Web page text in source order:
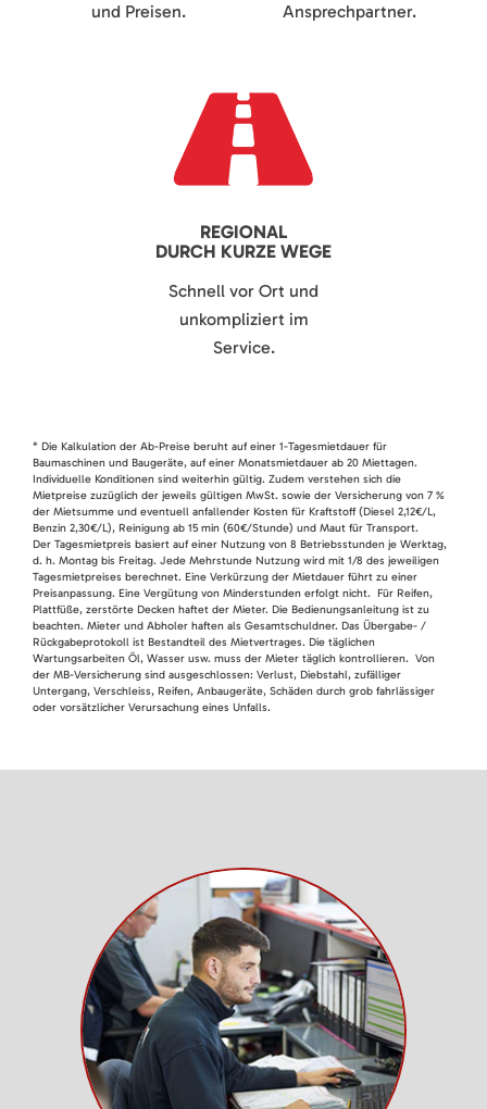
und Preisen.
Ansprechpartner.
REGIONAL
DURCH KURZE WEGE
Schnell vor Ort und
unkompliziert im
Service.
* Die Kalkulation der Ab-Preise beruht auf einer 1-Tagesmietdauer für
Baumaschinen und Baugeräte, auf einer Monatsmietdauer ab 20 Miettagen.
Individuelle Konditionen sind weiterhin gültig. Zudem verstehen sich die
Mietpreise zuzüglich der jeweils gültigen MwSt. sowie der Versicherung von 7 %
der Mietsumme und eventuell anfallender Kosten für Kraftstoff (Diesel 2,12€/L,
Benzin 2,30€/L), Reinigung ab 15 min (60€/Stunde) und Maut für Transport.
Der Tagesmietpreis basiert auf einer Nutzung von 8 Betriebsstunden je Werktag,
d. h. Montag bis Freitag. Jede Mehrstunde Nutzung wird mit 1/8 des jeweiligen
Tagesmietpreises berechnet. Eine Verkürzung der Mietdauer führt zu einer
Preisanpassung. Eine Vergütung von Minderstunden erfolgt nicht. Für Reifen,
Plattfüße, zerstörte Decken haftet der Mieter. Die Bedienungsanleitung ist zu
beachten. Mieter und Abholer haften als Gesamtschuldner. Das Übergabe- /
Rückgabeprotokoll ist Bestandteil des Mietvertrages. Die täglichen
Wartungsarbeiten Öl, Wasser usw. muss der Mieter täglich kontrollieren. Von
der MB-Versicherung sind ausgeschlossen: Verlust, Diebstahl, zufälliger
Untergang, Verschleiss, Reifen, Anbaugeräte, Schäden durch grob fahrlässiger
oder vorsätzlicher Verursachung eines Unfalls.